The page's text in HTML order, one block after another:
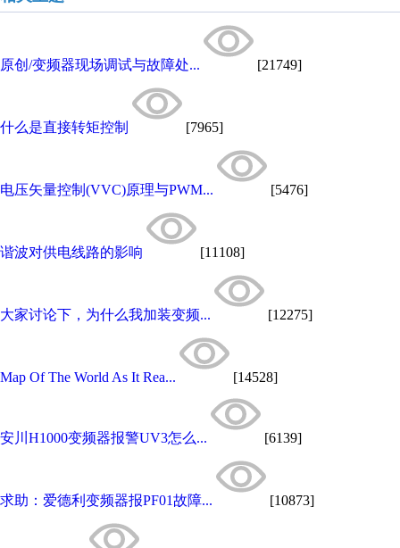
原创/变频器现场调试与故障处... [21749]
什么是直接转矩控制 [7965]
电压矢量控制(VVC)原理与PWM... [5476]
谐波对供电线路的影响 [11108]
大家讨论下，为什么我加装变频... [12275]
Map Of The World As It Rea... [14528]
安川H1000变频器报警UV3怎么... [6139]
求助：爱德利变频器报PF01故障... [10873]